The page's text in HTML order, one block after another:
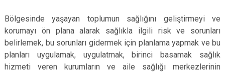
Bölgesinde yaşayan toplumun sağlığını geliştirmeyi ve
korumayı ön plana alarak sağlıkla ilgili risk ve sorunları
belirlemek, bu sorunları gidermek için planlama yapmak ve bu
planları uygulamak, uygulatmak, birinci basamak sağlık
hizmeti veren kurumların ve aile sağlığı merkezlerinin